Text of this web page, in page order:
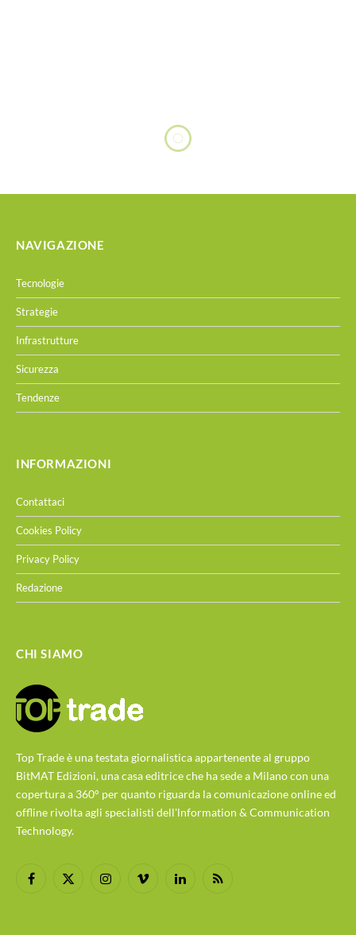
NAVIGAZIONE
Tecnologie
Strategie
Infrastrutture
Sicurezza
Tendenze
INFORMAZIONI
Contattaci
Cookies Policy
Privacy Policy
Redazione
CHI SIAMO
Top Trade è una testata giornalistica appartenente al gruppo
BitMAT Edizioni, una casa editrice che ha sede a Milano con una
copertura a 360° per quanto riguarda la comunicazione online ed
offline rivolta agli specialisti dell'lnformation & Communication
Technology.
Facebook
X
InstagramVimeo LinkedInRSS